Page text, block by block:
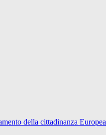
della cittadinanza Europea